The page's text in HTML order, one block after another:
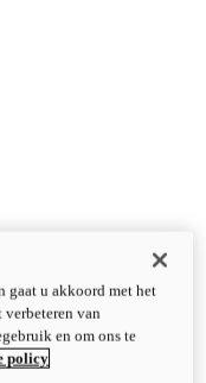
gaat u akkoord met het
van
en om ons te
policy